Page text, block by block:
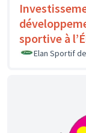
sportive à
Elan Sportif